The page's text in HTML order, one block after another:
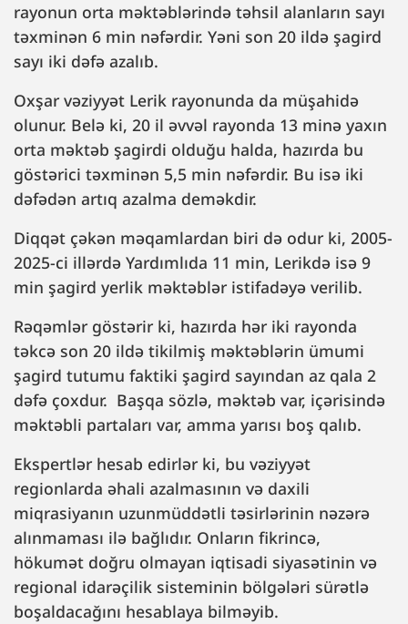
rayonun orta məktəblərində təhsil alanların sayı
təxminən 6 min nəfərdir. Yəni son 20 ildə şagird
sayı iki dəfə azalıb.
Oxşar vəziyyət Lerik rayonunda da müşahidə
olunur. Belə ki, 20 il əvvəl rayonda 13 minə yaxın
orta məktəb şagirdi olduğu halda, hazırda bu
göstərici təxminən 5,5 min nəfərdir. Bu isə iki
dəfədən artıq azalma deməkdir.
Diqqət çəkən məqamlardan biri də odur ki, 2005-
2025-ci illərdə Yardımlıda 11 min, Lerikdə isə 9
min şagird yerlik məktəblər istifadəyə verilib.
Rəqəmlər göstərir ki, hazırda hər iki rayonda
təkcə son 20 ildə tikilmiş məktəblərin ümumi
şagird tutumu faktiki şagird sayından az qala 2
dəfə çoxdur. Başqa sözlə, məktəb var, içərisində
məktəbli partaları var, amma yarısı boş qalıb.
Ekspertlər hesab edirlər ki, bu vəziyyət
regionlarda əhali azalmasının və daxili
miqrasiyanın uzunmüddətli təsirlərinin nəzərə
alınmaması ilə bağlıdır. Onların fikrincə,
hökumət doğru olmayan iqtisadi siyasətinin və
regional idarəçilik sisteminin bölgələri sürətlə
boşaldacağını hesablaya bilməyib.